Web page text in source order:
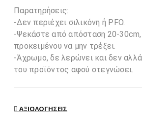
Παρατηρήσεις:
-Δεν περιέχει σιλικόνη ή PFO.
-Ψεκάστε από απόσταση 20-30cm,
προκειμένου να μην τρέξει.
-Άχρωμο, δε λερώνει και δεν
του προϊόντος αφού στεγνώσει.
ΑΞΙΟΛΟΓΉΣΕΙΣ